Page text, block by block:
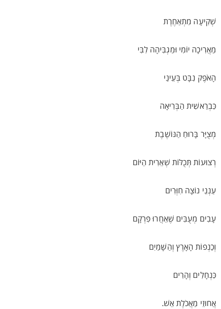
שְׁקִיעָה מִתְאַחֶרֶת
מַאֲרִיכָה יוֹמִי וּמַגְבִּיהָה לִבִּי
הָאֹפֶק נִבָּט בְּעֵינַי
כִּבְרֵאשִׁית הַבְּרִיאָה
מְצֻיָּר בָּרוּחַ הַנּוֹשֶׁבֶת
רְצוּעוֹת תְּכֻלּוֹת שְׁאֵרִית הַיּוֹם
עַנְנֵי נוֹצָה חִוְּרִים
עָבִים מְעֻבִּים שֶׁאֵחֲרוּ פִּרְקָם
וְכַנְפוֹת הָאָרֶץ וְהַשָּׁמַיִם
כִּנְחָלִים וְהָרִים
אֲחוּזֵי מַאֲכֹלֶת אֵשׁ.